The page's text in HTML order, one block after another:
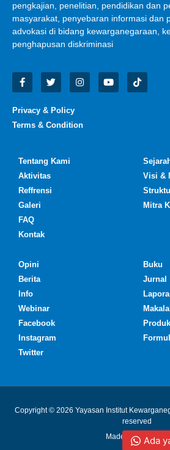
pengkajian, penelitian, pendidikan dan
masyarakat, penyebaran informasi dan
advokasi di bidang kewarganegaraan,
penghapusan diskriminasi
Privacy & Policy
Terms & Condition
Tentang Kami
Aktivitas
Reffrensi
Galeri
FAQ
Kontak
Visi &
Mitra
Opini
Berita
Info
Webinar
Facebook
Instagram
Twitter
Buku
Jurnal
Copyright © 2026 Yayasan Institut
reserved
Made with ❤ by IKI
Ada